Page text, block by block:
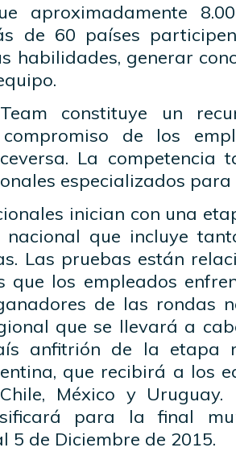
aproximadamente
de 60 países
habilidades, generar
constituye un
de los
La competencia
especializados
inician con una
que incluye
Las pruebas están
que los empleados
de las rondas
que se llevará a
anfitrión de la etapa
que recibirá a los
México y
para la final
5 de Diciembre de 2015.